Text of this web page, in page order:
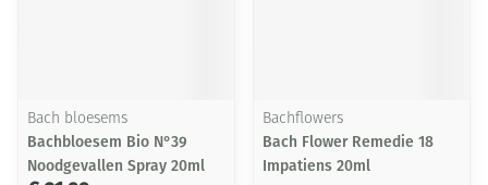
Bach bloesems
Bachbloesem Bio N°39
Noodgevallen Spray 20ml
Bachflowers
Bach Flower Remedie 18
Impatiens 20ml